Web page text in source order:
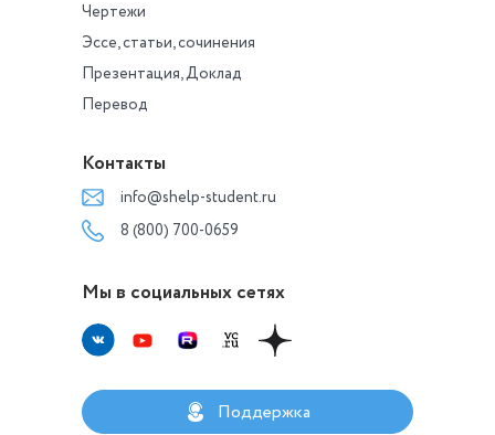
Чертежи
Эссе, статьи, сочинения
Презентация, Доклад
Перевод
Контакты
info@shelp-student.ru
8 (800) 700-0659
Мы в социальных сетях
Поддержка